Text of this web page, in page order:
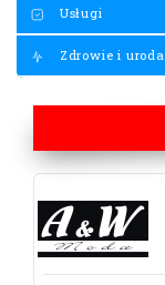
Usługi
Zdrowie i uroda